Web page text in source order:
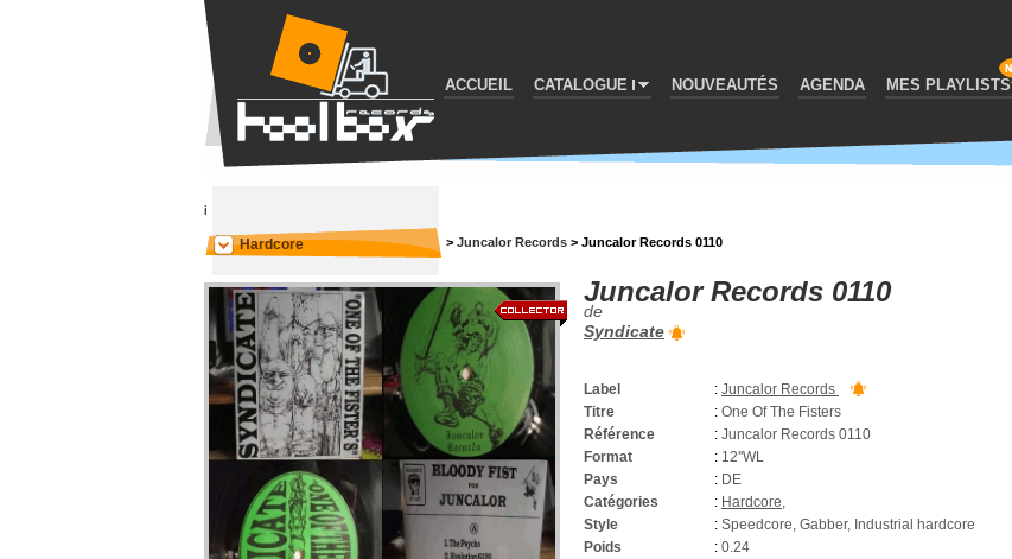
ACCUEIL CATALOGUE NOUVEAUTÉS AGENDA MES PLAYLISTS
i
Hardcore > Juncalor Records > Juncalor Records 0110
Juncalor Records 0110
de
Syndicate
Label : Juncalor Records
Titre
: One Of The Fisters
Référence
: Juncalor Records 0110
Format
: 12''WL
Pays
: DE
Catégories
: Hardcore,
Style
: Speedcore, Gabber, Industrial hardcore
Poids
: 0.24